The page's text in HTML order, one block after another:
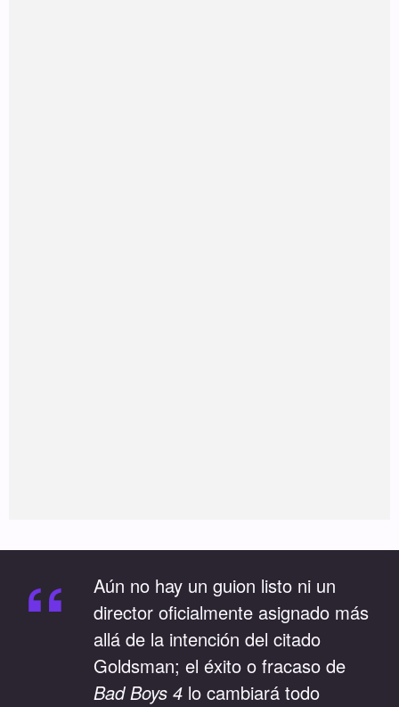
“
Aún no hay un guion listo ni un
director oficialmente asignado más
allá de la intención del citado
Goldsman; el éxito o fracaso de
Bad Boys 4 lo cambiará todo